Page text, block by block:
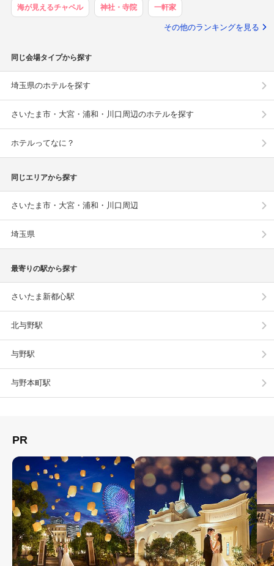
海が見えるチャペル 神社・寺院 一軒家
その他のランキングを見る
同じ会場タイプから探す
埼玉県のホテルを探す
さいたま市・大宮・浦和・川口周辺のホテルを探す
ホテルってなに？
同じエリアから探す
さいたま市・大宮・浦和・川口周辺
埼玉県
最寄りの駅から探す
さいたま新都心駅
北与野駅
与野駅
与野本町駅
PR